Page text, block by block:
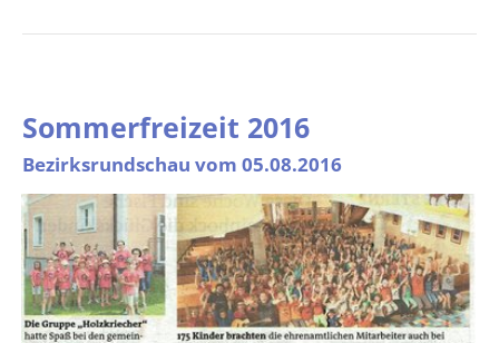
Sommerfreizeit 2016
Bezirksrundschau vom 05.08.2016